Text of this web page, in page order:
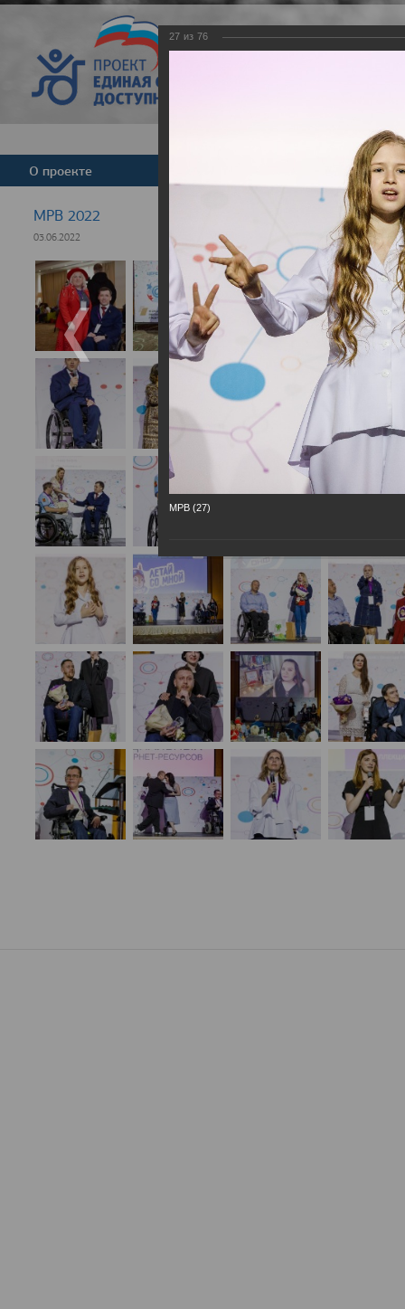
Версия для
О проекте
МРВ 2022
03.06.2022
27 из 76
МРВ (27)